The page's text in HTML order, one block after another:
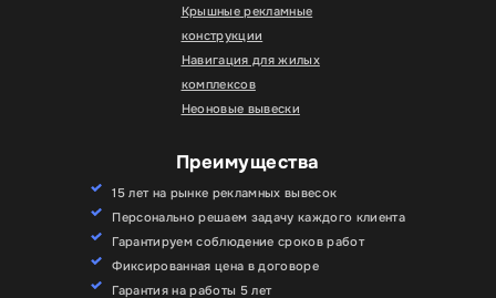
Крышные рекламные
конструкции
Навигация для жилых
комплексов
Неоновые вывески
Преимущества
15 лет на рынке рекламных вывесок
Персонально решаем задачу каждого клиента
Гарантируем соблюдение сроков работ
Фиксированная цена в договоре
Гарантия на работы 5 лет